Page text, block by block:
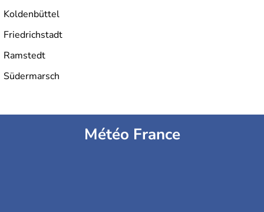
Koldenbüttel
Friedrichstadt
Ramstedt
Südermarsch
Météo France